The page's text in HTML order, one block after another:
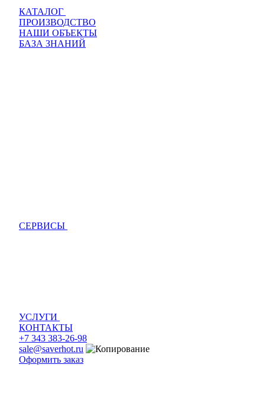
КАТАЛОГ
ПРОИЗВОДСТВО
НАШИ ОБЪЕКТЫ
БАЗА ЗНАНИЙ
СЕРВИСЫ
УСЛУГИ
КОНТАКТЫ
+7 343 383-26-98
sale@saverhot.ru
Оформить заказ